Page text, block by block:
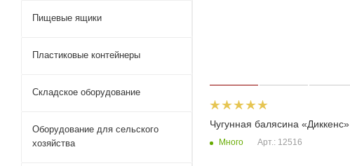
Чугунная балясина «Диккенс»
Много Арт.: 12516
Пищевые ящики
Пластиковые контейнеры
Складское оборудование
Оборудование для сельского
хозяйства